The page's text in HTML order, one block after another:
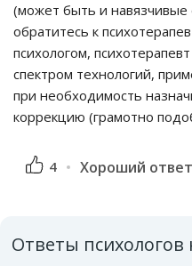
(может быть и
обратитесь к
психологом,
спектром технологий,
при необходимость
коррекцию (грамотно
4 Хороший ответ
Ответы психологов